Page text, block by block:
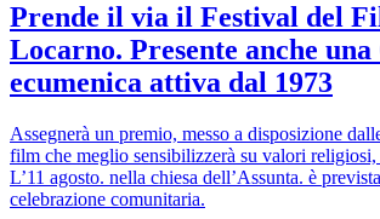
Prende il via il Festival del
Locarno. Presente anche
ecumenica attiva dal 1973
Assegnerà un premio, messo a disposizione
film che meglio sensibilizzerà su valori
L’11 agosto. nella chiesa dell’Assunta. è
celebrazione comunitaria.